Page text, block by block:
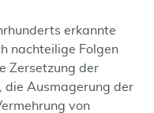
erkannte
nachteilige Folgen
Zersetzung der
die Ausmagerung der
von